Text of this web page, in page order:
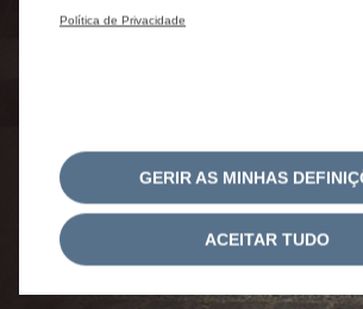
Política de Privacidade
GERIR AS MINHAS
ACEITAR TUDO